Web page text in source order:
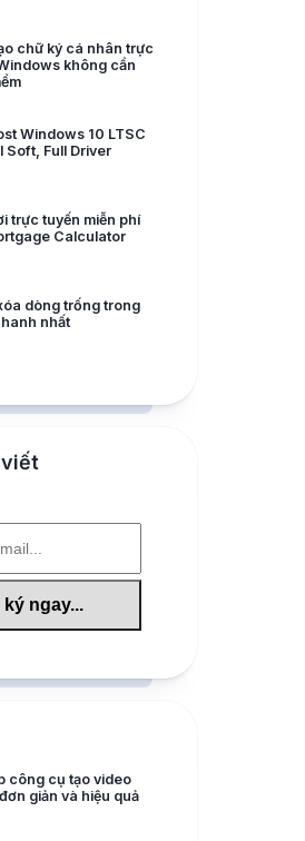
chữ ký cá nhân trực
không cần
Windows 10 LTSC
Soft, Full Driver
trực tuyến miễn phí
Calculator
dòng trống trong
nhất
công cụ tạo video
giản và hiệu quả